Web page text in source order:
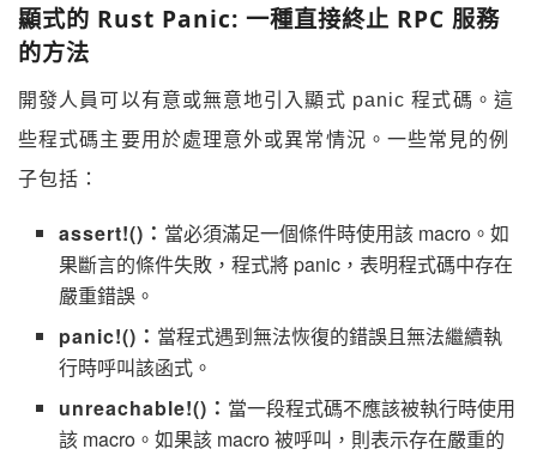
顯式的 Rust Panic: 一種直接終止 RPC 服務
的方法
開發人員可以有意或無意地引入顯式 panic 程式碼。這
些程式碼主要用於處理意外或異常情況。一些常見的例
子包括：
assert!()： 當必須滿足一個條件時使用該 macro。如
果斷言的條件失敗，程式將 panic，表明程式碼中存在
嚴重錯誤。
panic!()： 當程式遇到無法恢復的錯誤且無法繼續執
行時呼叫該函式。
unreachable!()： 當一段程式碼不應該被執行時使用
該 macro。如果該 macro 被呼叫，則表示存在嚴重的